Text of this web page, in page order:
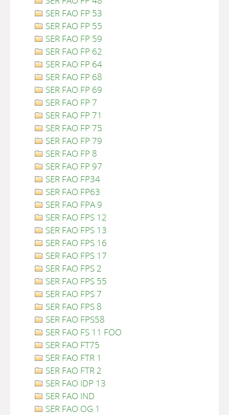
SER FAO FP 53
SER FAO FP 55
SER FAO FP 59
SER FAO FP 62
SER FAO FP 64
SER FAO FP 68
SER FAO FP 69
SER FAO FP 7
SER FAO FP 71
SER FAO FP 75
SER FAO FP 79
SER FAO FP 8
SER FAO FP 97
SER FAO FP34
SER FAO FP63
SER FAO FPA 9
SER FAO FPS 12
SER FAO FPS 13
SER FAO FPS 16
SER FAO FPS 17
SER FAO FPS 2
SER FAO FPS 55
SER FAO FPS 7
SER FAO FPS 8
SER FAO FPS58
SER FAO FS 11 FOO
SER FAO FT75
SER FAO FTR 1
SER FAO FTR 2
SER FAO IDP 13
SER FAO IND
SER FAO OG 1